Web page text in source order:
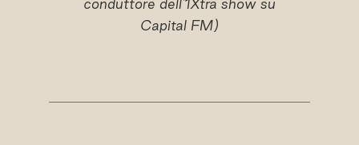
conduttore dell'1Xtra show su
Capital FM)